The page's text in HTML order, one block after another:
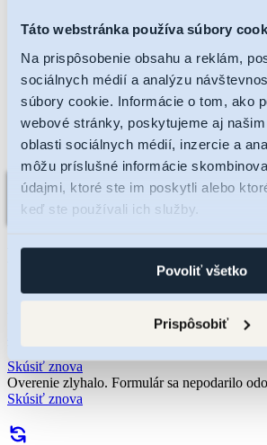
Táto webstránka používa súbory
Na prispôsobenie obsahu a reklám,
sociálnych médií a analýzu
súbory cookie. Informácie o tom, ako
webové stránky, poskytujeme aj
oblasti sociálnych médií, inzercie a
môžu príslušné informácie
údajmi, ktoré ste im poskytli alebo
keď ste používali ich služby.
Povoliť všetko
Prispôsobiť
Nalaďte sa na RNDZ 2
a dostávajte novinky na váš
Vaša e-mailová adresa bola pridaná do
Vyskytla sa neočakávana chyba, skúste to
Skúsiť znova
Overenie zlyhalo. Formulár sa nepodarilo
Skúsiť znova